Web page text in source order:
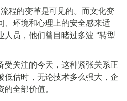
程的变革是可见的。而文化变
、环境和心理上的安全感来适
员，他们曾目睹过多波 “转型
受关注的今天，这种紧张关系正
低估时，无论技术多么强大，企
全部价值。